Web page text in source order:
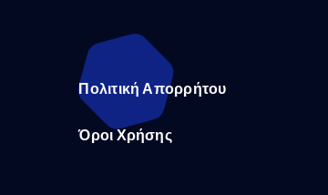
Πολιτική Απορρήτου
Όροι Χρήσης